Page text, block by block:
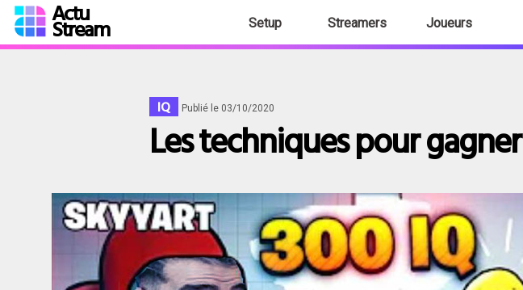
Actu
Stream Setup Streamers Joueurs
IQ Publié le 03/10/2020
Les techniques pour